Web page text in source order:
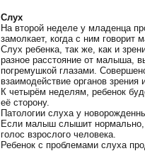
Слух
На второй неделе у младенца
замолкает, когда с ним говорит
Слух ребенка, так же, как и
разное расстояние от малыша,
погремушкой глазами.
взаимодействие органов зрения
К четырём неделям, ребенок
её сторону.
Патологии слуха у
Если малыш слышит нормально,
голос взрослого человека.
Ребенок с проблемами слуха